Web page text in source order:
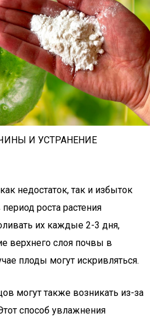
И УСТРАНЕНИЕ
недостаток, так и избыток
роста растения
их каждые 2-3 дня,
верхнего слоя почвы в
плоды могут искривляться.
могут также возникать из-за
способ увлажнения